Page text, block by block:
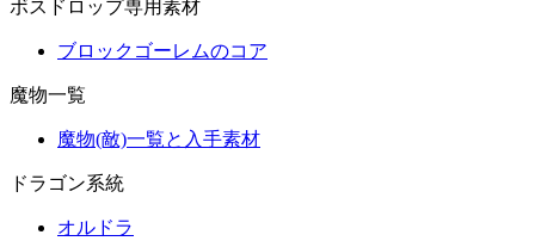
ボスドロップ専用素材
ブロックゴーレムのコア
魔物一覧
魔物(敵)一覧と入手素材
ドラゴン系統
オルドラ